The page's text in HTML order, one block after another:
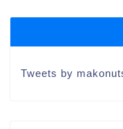
Tweets by